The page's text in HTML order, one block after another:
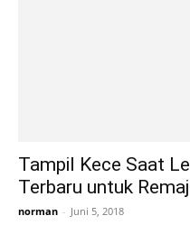
Tampil Kece Saat
Terbaru untuk
norman - Juni 5, 2018